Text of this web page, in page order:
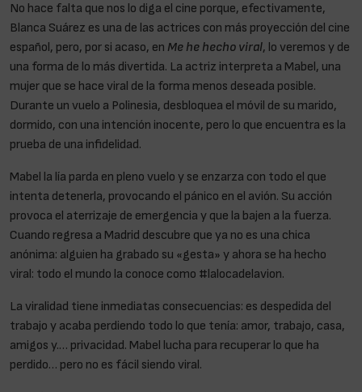
No hace falta que nos lo diga el cine porque, efectivamente,
Blanca Suárez es una de las actrices con más proyección del cine
español, pero, por si acaso, en Me he hecho viral, lo veremos y de
una forma de lo más divertida. La actriz interpreta a Mabel, una
mujer que se hace viral de la forma menos deseada posible.
Durante un vuelo a Polinesia, desbloquea el móvil de su marido,
dormido, con una intención inocente, pero lo que encuentra es la
prueba de una infidelidad.
Mabel la lía parda en pleno vuelo y se enzarza con todo el que
intenta detenerla, provocando el pánico en el avión. Su acción
provoca el aterrizaje de emergencia y que la bajen a la fuerza.
Cuando regresa a Madrid descubre que ya no es una chica
anónima: alguien ha grabado su «gesta» y ahora se ha hecho
viral: todo el mundo la conoce como #lalocadelavion.
La viralidad tiene inmediatas consecuencias: es despedida del
trabajo y acaba perdiendo todo lo que tenía: amor, trabajo, casa,
amigos y.… privacidad. Mabel lucha para recuperar lo que ha
perdido… pero no es fácil siendo viral.